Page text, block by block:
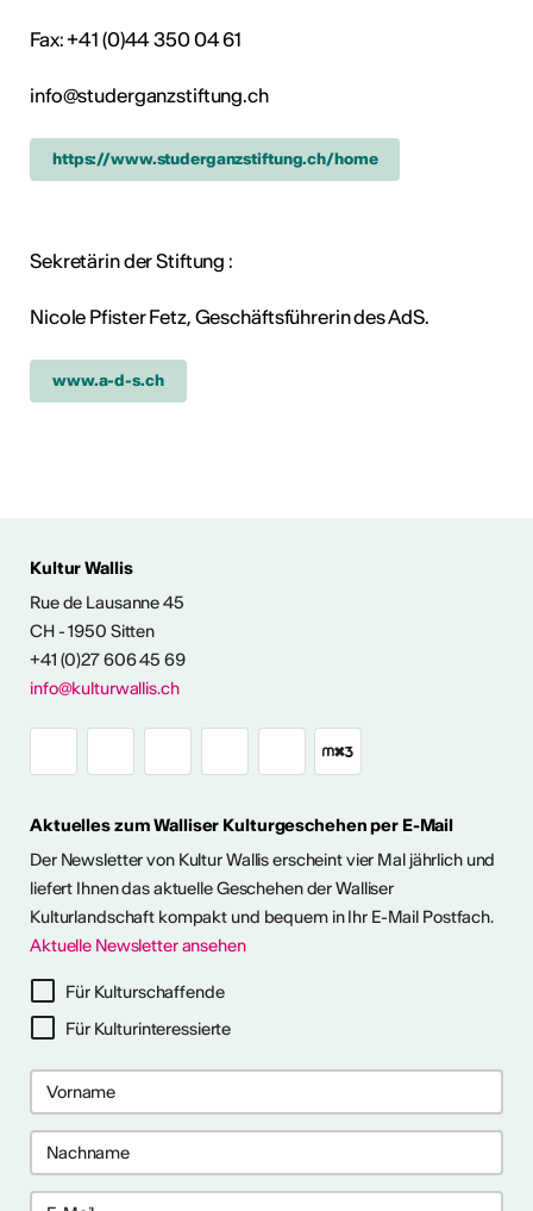
anzeigen
Fax: +41 (0)44 350 04 61
info@studerganzstiftung.ch
https://www.studerganzstiftung.ch/home
Sekretärin der Stiftung :
Nicole Pfister Fetz, Geschäftsführerin des AdS.
www.a-d-s.ch
Kultur Wallis
Rue de Lausanne 45
CH - 1950 Sitten
+41 (0)27 606 45 69
info@kulturwallis.ch
Aktuelles zum Walliser Kulturgeschehen per E-Mail
Der Newsletter von Kultur Wallis erscheint vier Mal jährlich und
liefert Ihnen das aktuelle Geschehen der Walliser
Kulturlandschaft kompakt und bequem in Ihr E-Mail Postfach.
Aktuelle Newsletter ansehen
Für Kulturschaffende
Für Kulturinteressierte